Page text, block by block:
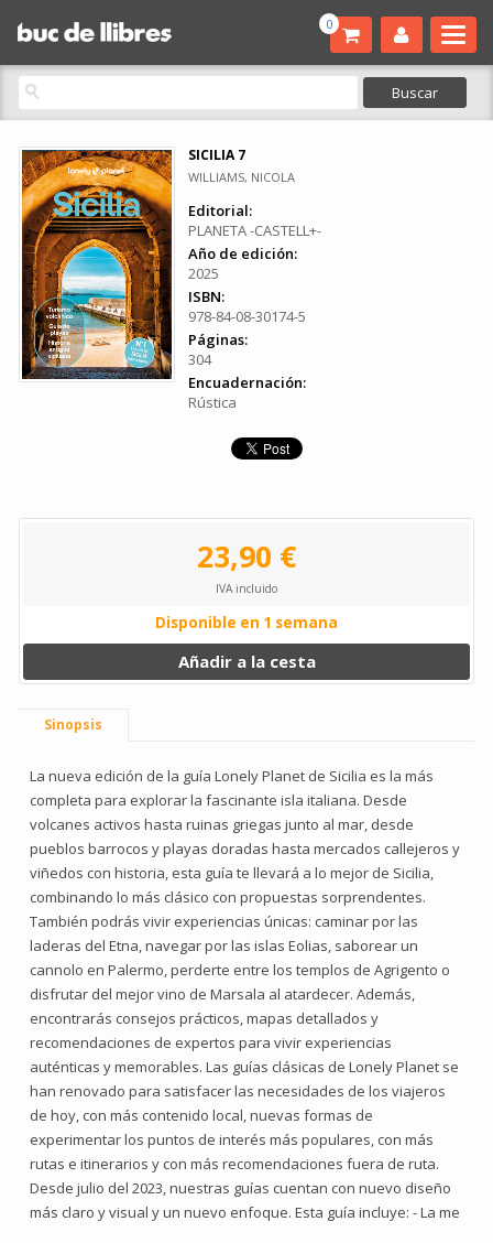
0
SICILIA 7
WILLIAMS, NICOLA
Editorial:
PLANETA -CASTELL+-
Año de edición:
2025
ISBN:
978-84-08-30174-5
Páginas:
304
Encuadernación:
Rústica
23,90 €
IVA incluido
Disponible en 1 semana
Añadir a la cesta
Sinopsis
La nueva edición de la guía Lonely Planet de Sicilia es la más
completa para explorar la fascinante isla italiana. Desde
volcanes activos hasta ruinas griegas junto al mar, desde
pueblos barrocos y playas doradas hasta mercados callejeros y
viñedos con historia, esta guía te llevará a lo mejor de Sicilia,
combinando lo más clásico con propuestas sorprendentes.
También podrás vivir experiencias únicas: caminar por las
laderas del Etna, navegar por las islas Eolias, saborear un
cannolo en Palermo, perderte entre los templos de Agrigento o
disfrutar del mejor vino de Marsala al atardecer. Además,
encontrarás consejos prácticos, mapas detallados y
recomendaciones de expertos para vivir experiencias
auténticas y memorables. Las guías clásicas de Lonely Planet se
han renovado para satisfacer las necesidades de los viajeros
de hoy, con más contenido local, nuevas formas de
experimentar los puntos de interés más populares, con más
rutas e itinerarios y con más recomendaciones fuera de ruta.
Desde julio del 2023, nuestras guías cuentan con nuevo diseño
más claro y visual y un nuevo enfoque. Esta guía incluye: - La me